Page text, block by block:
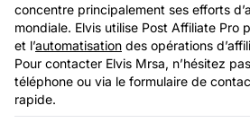
concentre principalement ses efforts
mondiale. Elvis utilise Post Affiliate Pro
et l’automatisation des opérations
Pour contacter Elvis Mrsa, n’hésitez
téléphone ou via le formulaire de
rapide.